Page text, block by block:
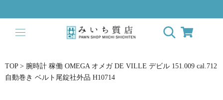
キ
て
コ
TOP > 腕時計 稼働 OMEGA オメガ DE VILLE デビル 151.009 cal.712
自動巻き ベルト尾錠社外品 H10714